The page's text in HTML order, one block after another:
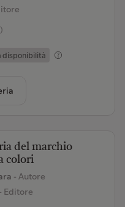
disponibilità
del marchio
colori
- Autore
Editore